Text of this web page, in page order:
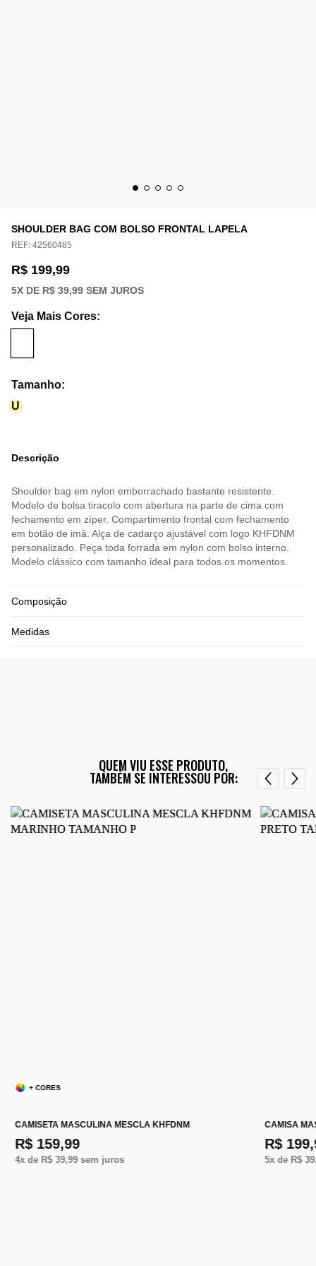
SHOULDER BAG COM BOLSO FRONTAL LAPELA
REF: 42560485
R$ 199,99
5X DE R$ 39,99 SEM JUROS
Veja Mais Cores:
Tamanho:
U
Descrição
Shoulder bag em nylon emborrachado bastante resistente.
Modelo de bolsa tiracolo com abertura na parte de cima com
fechamento em zíper. Compartimento frontal com fechamento
em botão de imã. Alça de cadarço ajustável com logo KHFDNM
personalizado. Peça toda forrada em nylon com bolso interno.
Modelo clássico com tamanho ideal para todos os momentos.
Composição
Medidas
QUEM VIU ESSE PRODUTO,
TAMBÉM SE INTERESSOU POR:
+ CORES
CAMISETA MASCULINA MESCLA KHFDNM
R$ 159,99
4x de R$ 39,99sem juros
CAMISA
R$
5x de R$